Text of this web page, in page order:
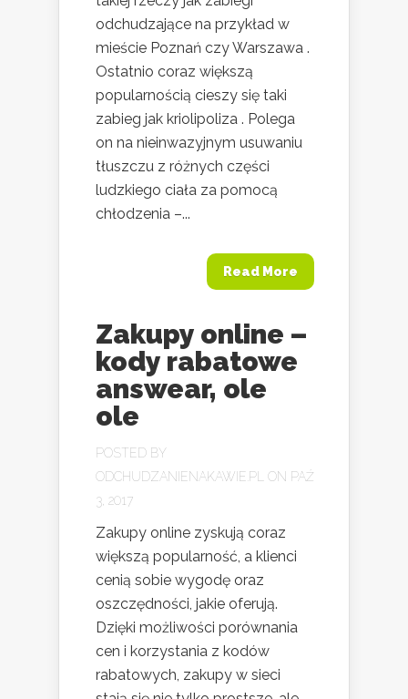
odchudzające na przykład w
mieście Poznań czy Warszawa .
Ostatnio coraz większą
popularnością cieszy się taki
zabieg jak kriolipoliza . Polega
on na nieinwazyjnym usuwaniu
tłuszczu z różnych części
ludzkiego ciała za pomocą
chłodzenia –...
Read More
Zakupy online –
kody rabatowe
answear, ole
ole
POSTED BY
ODCHUDZANIENAKAWIE.PL
ON PAŹ
3, 2017
Zakupy online zyskują coraz
większą popularność, a klienci
cenią sobie wygodę oraz
oszczędności, jakie oferują.
Dzięki możliwości porównania
cen i korzystania z kodów
rabatowych, zakupy w sieci